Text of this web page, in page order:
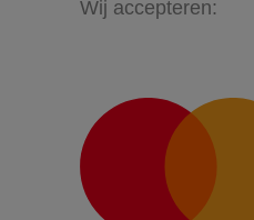
Wij accepteren: